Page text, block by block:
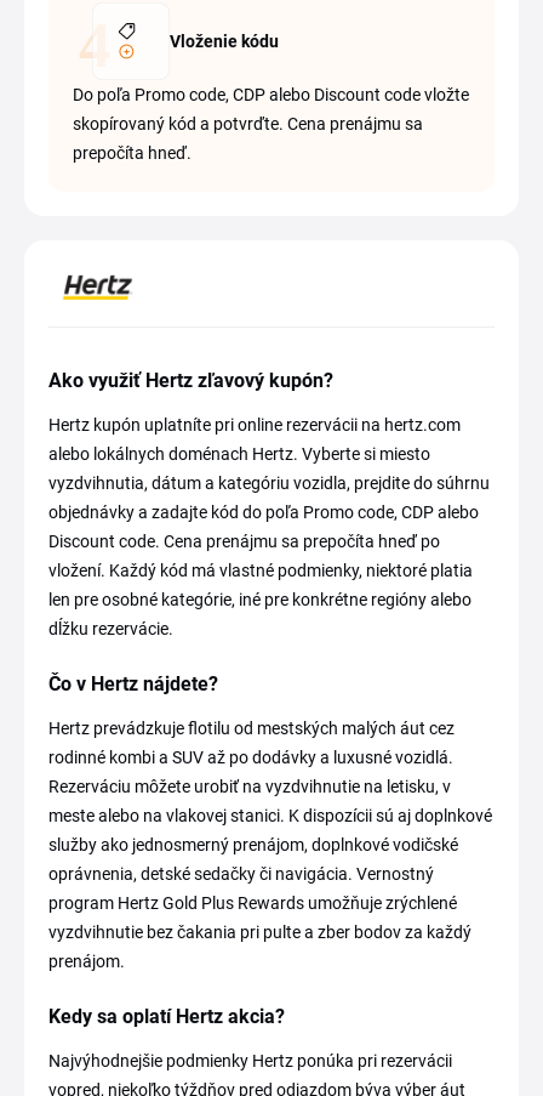
Vloženie kódu
Do poľa Promo code, CDP alebo Discount code vložte
skopírovaný kód a potvrďte. Cena prenájmu sa
prepočíta hneď.
Ako využiť Hertz zľavový kupón?
Hertz kupón uplatníte pri online rezervácii na hertz.com
alebo lokálnych doménach Hertz. Vyberte si miesto
vyzdvihnutia, dátum a kategóriu vozidla, prejdite do súhrnu
objednávky a zadajte kód do poľa Promo code, CDP alebo
Discount code. Cena prenájmu sa prepočíta hneď po
vložení. Každý kód má vlastné podmienky, niektoré platia
len pre osobné kategórie, iné pre konkrétne regióny alebo
dĺžku rezervácie.
Čo v Hertz nájdete?
Hertz prevádzkuje flotilu od mestských malých áut cez
rodinné kombi a SUV až po dodávky a luxusné vozidlá.
Rezerváciu môžete urobiť na vyzdvihnutie na letisku, v
meste alebo na vlakovej stanici. K dispozícii sú aj doplnkové
služby ako jednosmerný prenájom, doplnkové vodičské
oprávnenia, detské sedačky či navigácia. Vernostný
program Hertz Gold Plus Rewards umožňuje zrýchlené
vyzdvihnutie bez čakania pri pulte a zber bodov za každý
prenájom.
Kedy sa oplatí Hertz akcia?
Najvýhodnejšie podmienky Hertz ponúka pri rezervácii
vopred, niekoľko týždňov pred odjazdom býva výber áut